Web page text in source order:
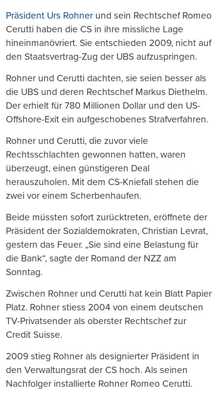
Präsident Urs Rohner und sein Rechtschef Romeo
Cerutti haben die CS in ihre missliche Lage
hineinmanövriert. Sie entschieden 2009, nicht auf
den Staatsvertrag-Zug der UBS aufzuspringen.
Rohner und Cerutti dachten, sie seien besser als
die UBS und deren Rechtschef Markus Diethelm.
Der erhielt für 780 Millionen Dollar und den US-
Offshore-Exit ein aufgeschobenes Strafverfahren.
Rohner und Cerutti, die zuvor viele
Rechtsschlachten gewonnen hatten, waren
überzeugt, einen günstigeren Deal
herauszuholen. Mit dem CS-Kniefall stehen die
zwei vor einem Scherbenhaufen.
Beide müssten sofort zurücktreten, eröffnete der
Präsident der Sozialdemokraten, Christian Levrat,
gestern das Feuer. „Sie sind eine Belastung für
die Bank“, sagte der Romand der NZZ am
Sonntag.
Zwischen Rohner und Cerutti hat kein Blatt Papier
Platz. Rohner stiess 2004 von einem deutschen
TV-Privatsender als oberster Rechtschef zur
Credit Suisse.
2009 stieg Rohner als designierter Präsident in
den Verwaltungsrat der CS hoch. Als seinen
Nachfolger installierte Rohner Romeo Cerutti.